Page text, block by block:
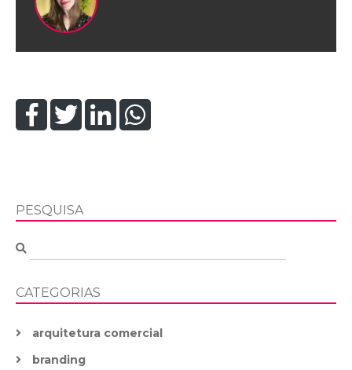
PESQUISA
CATEGORIAS
arquitetura comercial
branding